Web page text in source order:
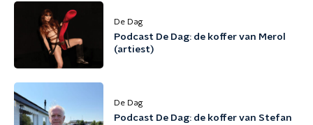
De Dag
Podcast De Dag: de koffer van Merol
(artiest)
De Dag
Podcast De Dag: de koffer van Stefan